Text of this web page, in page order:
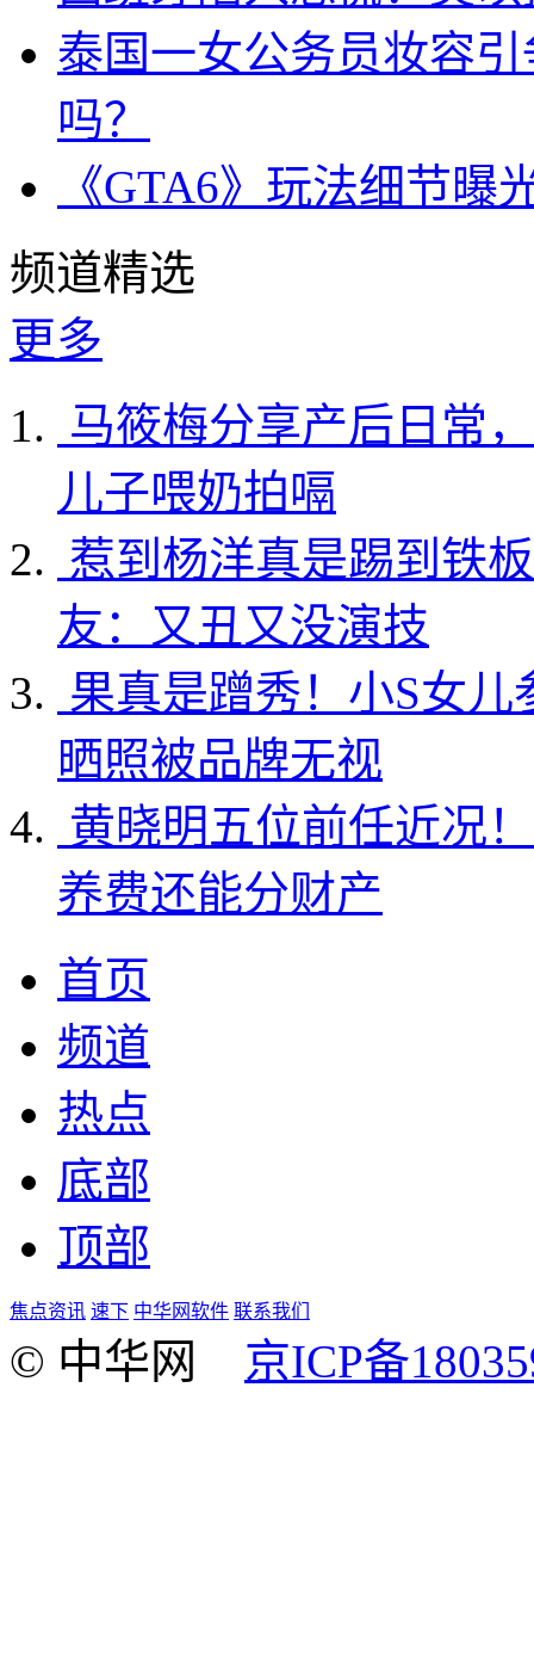
泰国一女公务员妆容
吗？
《GTA6》玩法细节
频道精选
更多
马筱梅分享产后日常
儿子喂奶拍嗝
惹到杨洋真是踢到铁
友：又丑又没演技
果真是蹭秀！小S女
晒照被品牌无视
黄晓明五位前任近况
养费还能分财产
首页
频道
热点
底部
顶部
焦点资讯 速下 中华网软件 联系我们
© 中华网 京ICP备